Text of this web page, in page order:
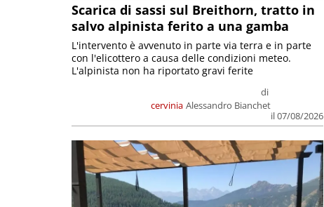
Scarica di sassi sul Breithorn, tratto in
salvo alpinista ferito a una gamba
cervinia
di
Alessandro Bianchet
il 07/08/2026
L'intervento è avvenuto in parte via terra e in parte
con l'elicottero a causa delle condizioni meteo.
L'alpinista non ha riportato gravi ferite